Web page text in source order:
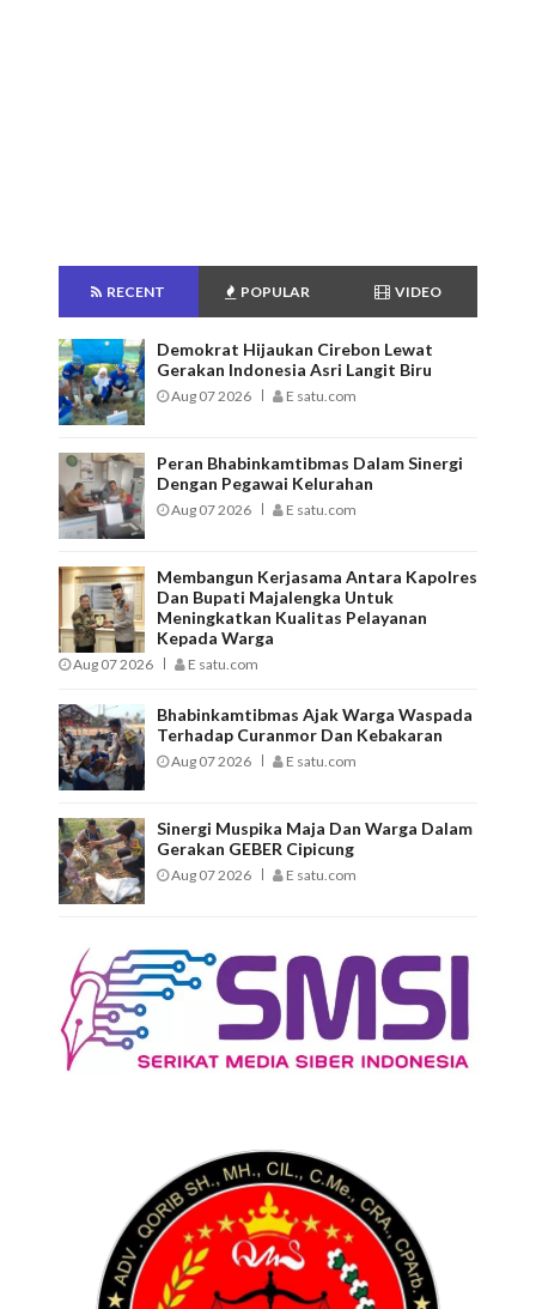
RECENT POPULAR VIDEO
Demokrat Hijaukan Cirebon Lewat
Gerakan Indonesia Asri Langit Biru
Aug 07 2026 E satu.com
Peran Bhabinkamtibmas Dalam Sinergi
Dengan Pegawai Kelurahan
Aug 07 2026 E satu.com
Membangun Kerjasama Antara Kapolres
Dan Bupati Majalengka Untuk
Meningkatkan Kualitas Pelayanan
Kepada Warga
Aug 07 2026 E satu.com
Bhabinkamtibmas Ajak Warga Waspada
Terhadap Curanmor Dan Kebakaran
Aug 07 2026 E satu.com
Sinergi Muspika Maja Dan Warga Dalam
Gerakan GEBER Cipicung
Aug 07 2026 E satu.com